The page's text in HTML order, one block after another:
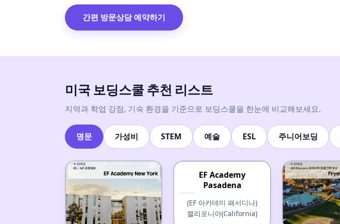
간편 방문상담 예약하기
미국 보딩스쿨 추천 리스트
지역과 학업 강점, 기숙 환경을 기준으로 보딩스쿨을 한눈에 비교해보세요.
명문 가성비 STEM 예술 ESL 주니어보딩
EF Academy
Pasadena
(EF 아카데미 패서디나)
캘리포니아(California)